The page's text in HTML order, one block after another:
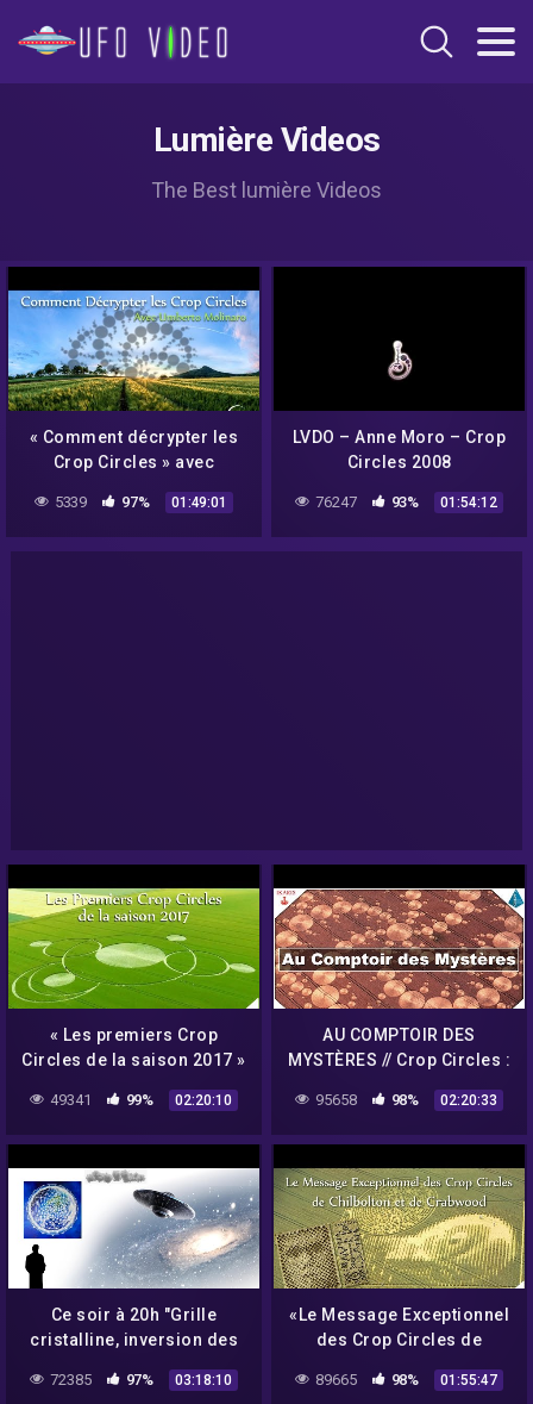
Lumière Videos
The Best lumière Videos
« Comment décrypter les
Crop Circles » avec
NURÉA TV
5339 97% 01:49:01
LVDO – Anne Moro – Crop
Circles 2008
76247 93% 01:54:12
« Les premiers Crop
Circles de la saison 2017 »
NURÉA TV
49341 99% 02:20:10
AU COMPTOIR DES
MYSTÈRES // Crop Circles :
95658 98% 02:20:33
Ce soir à 20h "Grille
cristalline, inversion des
72385 97% 03:18:10
«Le Message Exceptionnel
des Crop Circles de
avec Daniel Harran –
89665 98% 01:55:47